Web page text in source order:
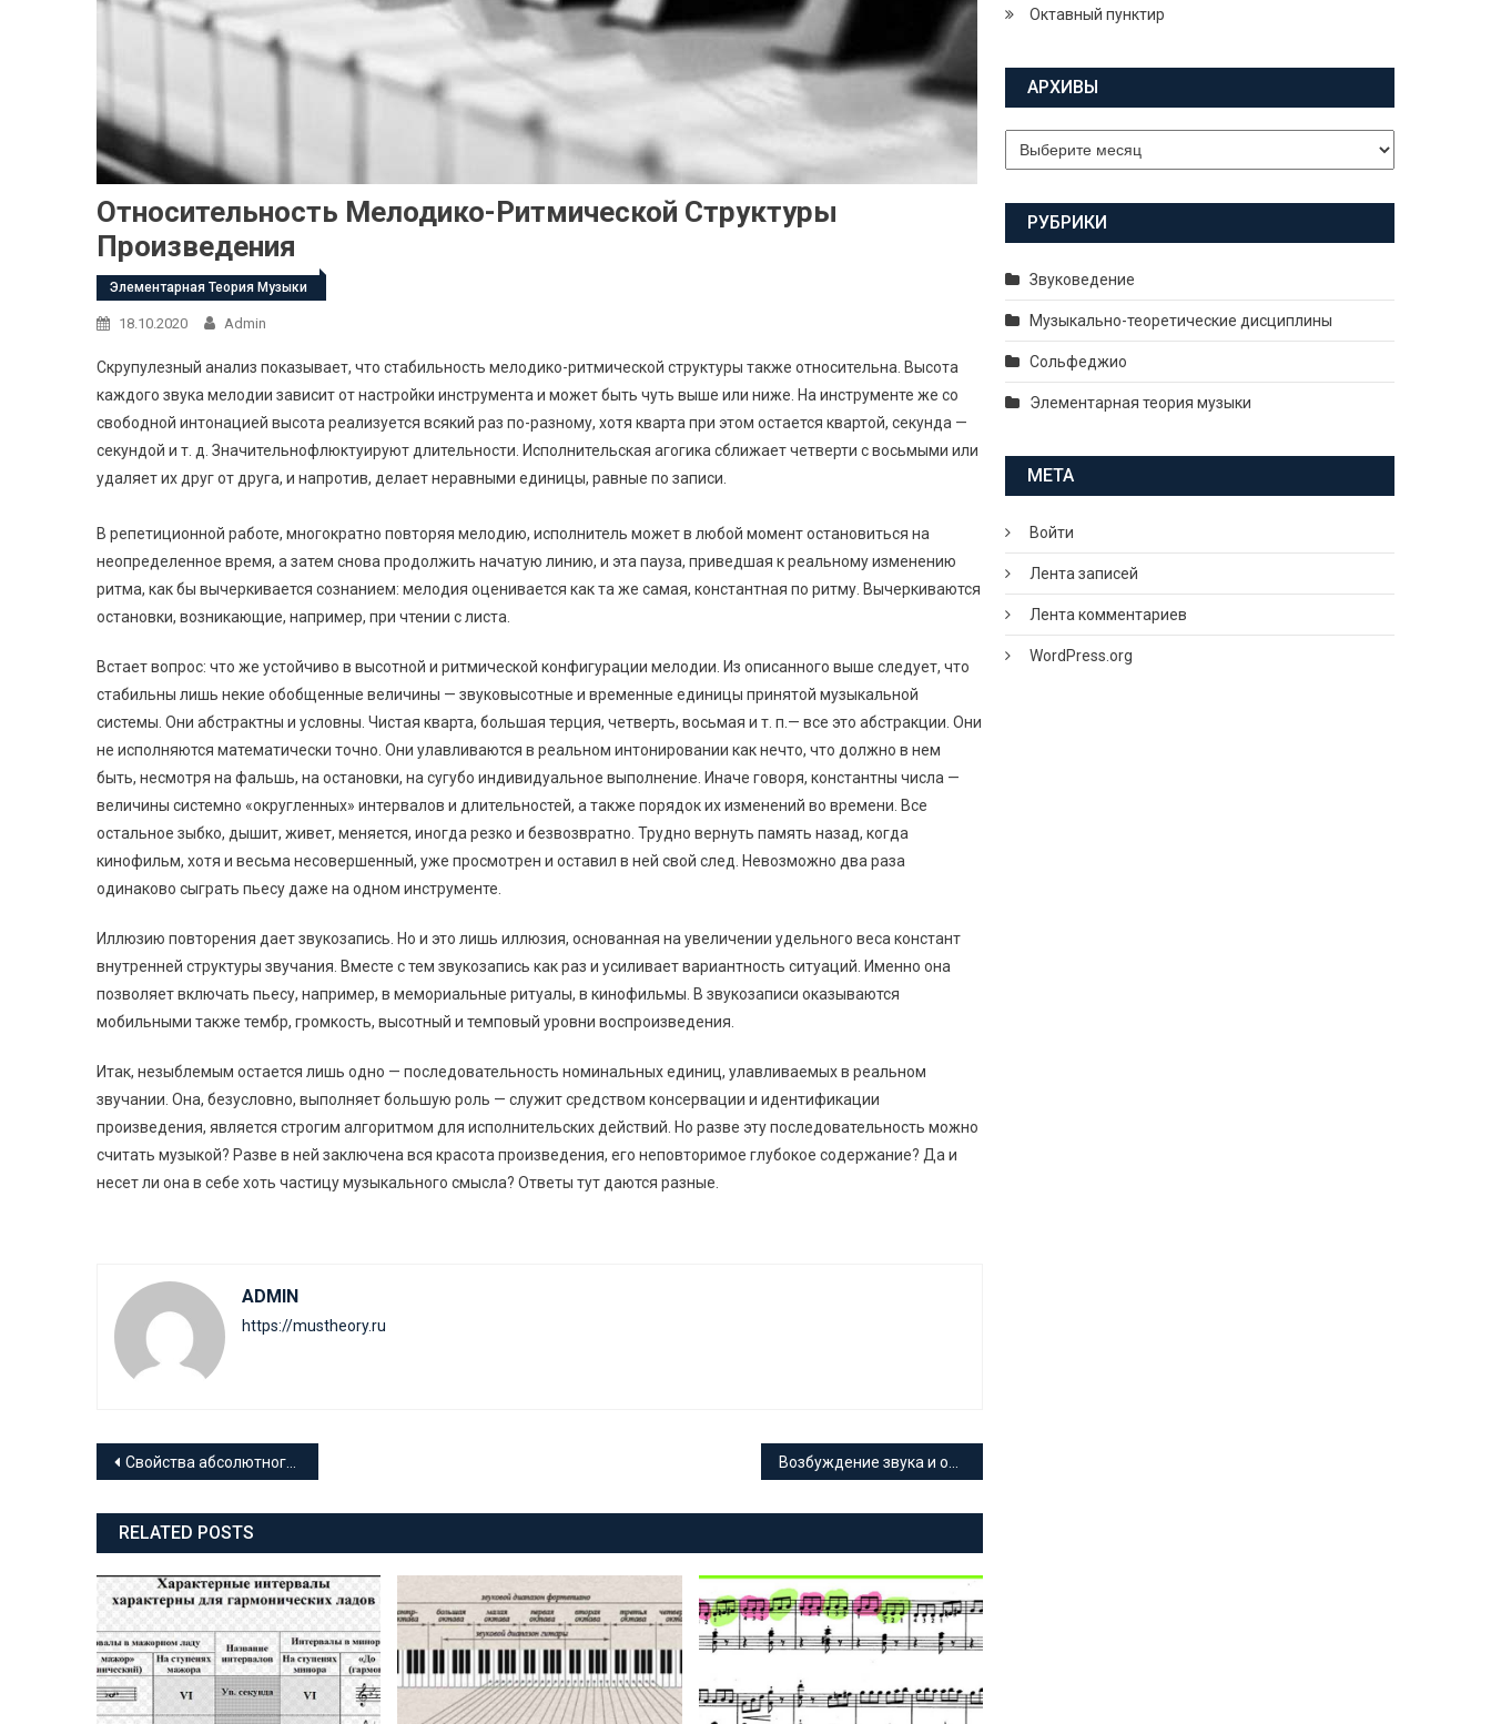
Относительность Мелодико-Ритмической Структуры
Произведения
Элементарная Теория Музыки
18.10.2020 Admin
Скрупулезный анализ показывает, что стабильность мелодико-ритмической структуры также относительна. Высота
каждого звука мелодии зависит от настройки инструмента и может быть чуть выше или ниже. На инструменте же со
свободной интонацией высота реализуется всякий раз по-разному, хотя кварта при этом остается квартой, секунда —
секундой и т. д. Значительнофлюктуируют длительности. Исполнительская агогика сближает четверти с восьмыми или
удаляет их друг от друга, и напротив, делает неравными единицы, равные по записи.
В репетиционной работе, многократно повторяя мелодию, исполнитель может в любой момент остановиться на
неопределенное время, а затем снова продолжить начатую линию, и эта пауза, приведшая к реальному изменению
ритма, как бы вычеркивается сознанием: мелодия оценивается как та же самая, константная по ритму. Вычеркиваются
остановки, возникающие, например, при чтении с листа.
Встает вопрос: что же устойчиво в высотной и ритмической конфигурации мелодии. Из описанного выше следует, что
стабильны лишь некие обобщенные величины — звуковысотные и временные единицы принятой музыкальной
системы. Они абстрактны и условны. Чистая кварта, большая терция, четверть, восьмая и т. п.— все это абстракции. Они
не исполняются математически точно. Они улавливаются в реальном интонировании как нечто, что должно в нем
быть, несмотря на фальшь, на остановки, на сугубо индивидуальное выполнение. Иначе говоря, константны числа —
величины системно «округленных» интервалов и длительностей, а также порядок их изменений во времени. Все
остальное зыбко, дышит, живет, меняется, иногда резко и безвозвратно. Трудно вернуть память назад, когда
кинофильм, хотя и весьма несовершенный, уже просмотрен и оставил в ней свой след. Невозможно два раза
одинаково сыграть пьесу даже на одном инструменте.
Иллюзию повторения дает звукозапись. Но и это лишь иллюзия, основанная на увеличении удельного веса констант
внутренней структуры звучания. Вместе с тем звукозапись как раз и усиливает вариантность ситуаций. Именно она
позволяет включать пьесу, например, в мемориальные ритуалы, в кинофильмы. В звукозаписи оказываются
мобильными также тембр, громкость, высотный и темповый уровни воспроизведения.
Итак, незыблемым остается лишь одно — последовательность номинальных единиц, улавливаемых в реальном
звучании. Она, безусловно, выполняет большую роль — служит средством консервации и идентификации
произведения, является строгим алгоритмом для исполнительских действий. Но разве эту последовательность можно
считать музыкой? Разве в ней заключена вся красота произведения, его неповторимое глубокое содержание? Да и
несет ли она в себе хоть частицу музыкального смысла? Ответы тут даются разные.
ADMIN
https://mustheory.ru
Навигация
по
записям
Свойства абсолютного слуха
RELATED POSTS
Октавный пунктир
АРХИВЫ
Архивы
РУБРИКИ
Звуковедение
Музыкально-теоретические дисциплины
Сольфеджио
Элементарная теория музыки
МЕТА
Войти
Лента записей
Лента комментариев
WordPress.org